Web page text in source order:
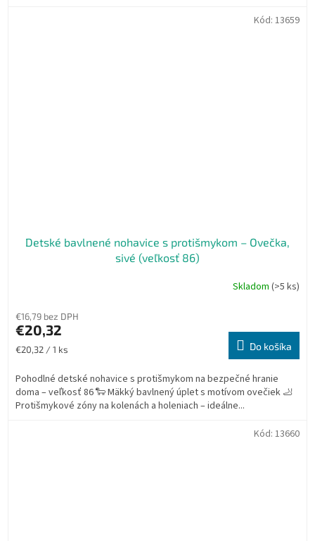
Detské bavlnené nohavice s protišmykom – Ovečka,
sivé (veľkosť 86)
Skladom (>5 ks)
€16,79 bez DPH
€20,32
Jednotková
€20,32 / 1 ks Do košíka
Pohodlné detské nohavice s protišmykom na bezpečné hranie
doma – veľkosť 86 🐑 Mäkký bavlnený úplet s motívom ovečiek 🦶
Protišmykové zóny na kolenách a holeniach – ideálne...
Kód: 13659
Kód: 13660